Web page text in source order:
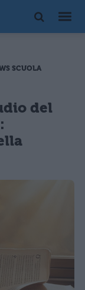
SCUOLA
del